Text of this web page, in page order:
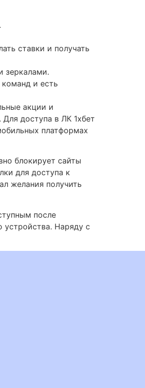
ставки и получать
зеркалами.
и есть
акции и
доступа в ЛК 1хбет
платформах
блокирует сайты
для доступа к
желания получить
после
Наряду с